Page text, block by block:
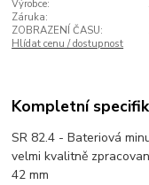
Výrobce:
Záruka:
ZOBRAZENÍ ČASU:
Hlídat cenu / dostupnost
Kompletní
SR 82.4 - Bateriová
velmi kvalitně
42 mm